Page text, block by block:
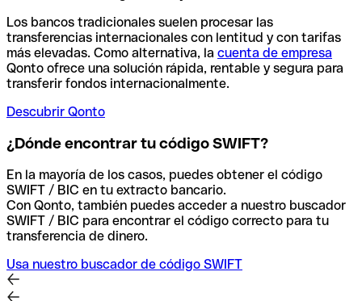
Los bancos tradicionales suelen procesar las
transferencias internacionales con lentitud y con tarifas
más elevadas. Como alternativa, la cuenta de empresa
Qonto ofrece una solución rápida, rentable y segura para
transferir fondos internacionalmente.
Descubrir Qonto
¿Dónde encontrar tu código SWIFT?
En la mayoría de los casos, puedes obtener el código
SWIFT / BIC en tu extracto bancario.
Con Qonto, también puedes acceder a nuestro buscador
SWIFT / BIC para encontrar el código correcto para tu
transferencia de dinero.
Usa nuestro buscador de código SWIFT